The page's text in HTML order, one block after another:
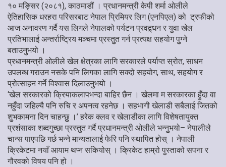
१० मङ्सिर (२०८१), काठमाडौं । प्रधानमन्त्री केपी शर्मा ओलीले
ऐतिहासिक धरहरा परिसरबाट नेपाल प्रिमियर लिग (एनपिएल) को ट्रफीको
आज अनावरण गर्दै यस लिगले नेपालको पर्यटन प्रवद्र्धन र युवा खेल
प्रतिभालाई अन्तर्राष्ट्रिय मञ्चमा प्रस्तुुत गर्न प्रत्यक्ष सहयोग पुुग्ने
बताउनुुभयो ।
प्रधानमन्त्री ओलीले खेल क्षेत्रका लागि सरकारले पर्याप्त स्रोत, साधन
उपलब्ध गराउन नसके पनि लिगका लागि सक्दो सहयोग, साथ, सहयोग र
प्रोत्साहन गर्ने विश्वास दिलाउनुुभयो ।
‘खेल सरकारको क्रियाकलापभन्दा बाहिर छैन । खेलमा म सरकारका हुँदा वा
नहुँदा जहिल्यै पनि रुचि र अपनत्व रहनेछ । सहभागी खेलाडी सबैलाई जितको
शुुभकामना दिन चाहन्छुु ।’ हरेक क्लव र खेलाडीका लागि विशेषतायुक्त
प्रशंसाका शब्दगुच्छा प्रस्तुत गर्दै प्रधानमन्त्री ओलीले भन्नुुभयो– नेपालीले
चान्स पाएपछि गर्छ भन्ने मान्यतालाई फेरि पनि स्थापित होस् । नेपाली
क्रिकेटमा नयाँ आयाम थप्न सकियोस् । क्रिकेट हाम्रो पुस्ताको सपना र
गौरवको विषय पनि हो ।